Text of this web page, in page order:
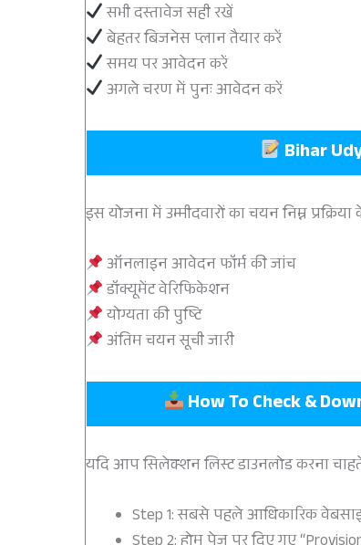
सभी दस्तावेज सही रखें
बेहतर बिजनेस प्लान तैयार करें
समय पर आवेदन करें
अगले चरण में पुनः आवेदन करें
Bihar
इस योजना में उम्मीदवारों का चयन निम्न
ऑनलाइन आवेदन फॉर्म की जांच
डॉक्यूमेंट वेरिफिकेशन
योग्यता की पुष्टि
अंतिम चयन सूची जारी
How To Check &
यदि आप सिलेक्शन लिस्ट डाउनलोड करना
Step 1: सबसे पहले आधिकारिक